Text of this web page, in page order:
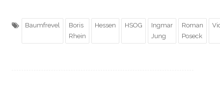
Baumfrevel
Boris
Rhein
Hessen HSOG
Ingmar
Jung
Roman
Poseck